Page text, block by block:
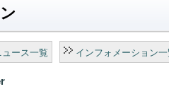
ュース一覧 インフォメーション